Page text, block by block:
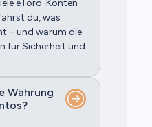
eToro-Konten
du, was
– und warum die
für Sicherheit und
Währung